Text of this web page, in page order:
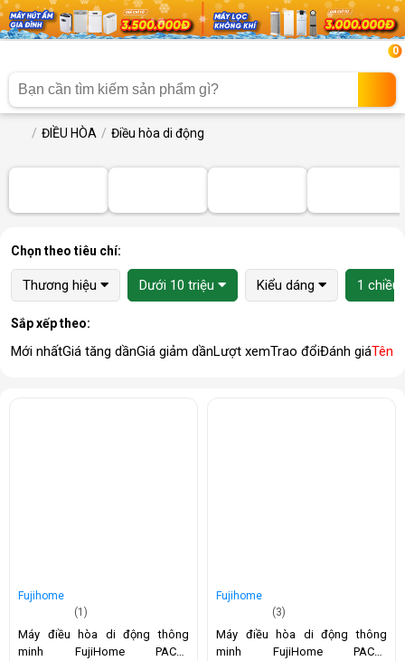
0
ĐIỀU HÒA Điều hòa di động
Chọn theo tiêu chí:
Thương hiệu Dưới 10 triệu Kiểu dáng 1 chiều
Sắp xếp theo:
Mới nhấtGiá tăng dầnGiá giảm dầnLượt xemTrao đổiĐánh giáTên
Fujihome
(1)
Máy điều hòa di động thông
minh FujiHome PAC07
Fujihome
(3)
Máy điều hòa di động thông
minh FujiHome PAC09